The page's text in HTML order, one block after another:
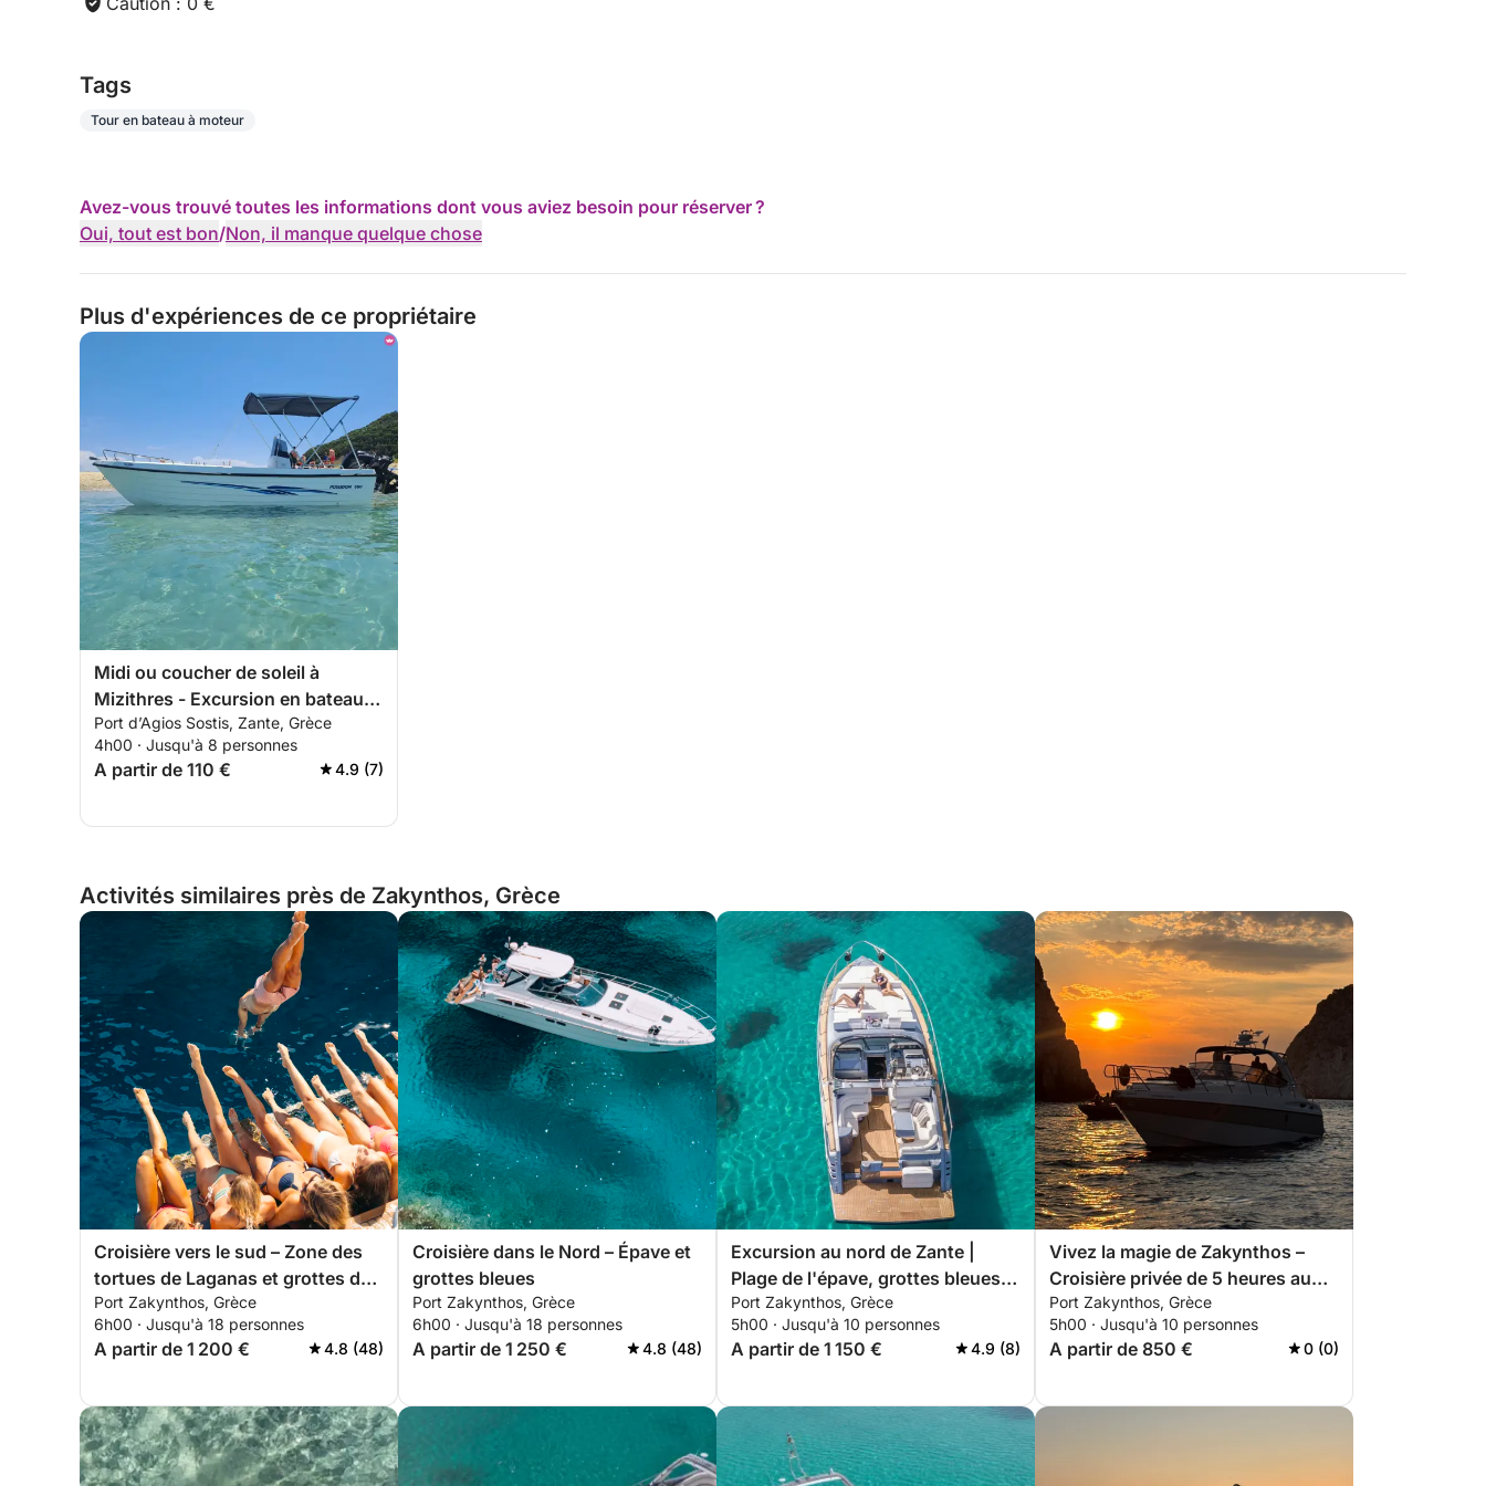
Tags
Tour en bateau à moteur
Avez-vous trouvé toutes les informations dont vous aviez besoin pour réserver ?
Oui, tout est bon/Non, il manque quelque chose
Plus d'expériences de ce propriétaire
Midi ou coucher de soleil à
Mizithres - Excursion en bateau
de 4 h pour observer les tortues,
l'île de Marathonisi, les grottes de
Keri et la plage de Mizithres
Port d’Agios Sostis, Zante, Grèce
4h00 · Jusqu'à 8 personnes
A partir de 110 € 4.9 (7)
Activités similaires près de Zakynthos, Grèce
Croisière vers le sud – Zone des
tortues de Laganas et grottes de
Keri
Port Zakynthos, Grèce
6h00 · Jusqu'à 18 personnes
A partir de 1 200 € 4.8 (48)
Croisière dans le Nord – Épave et
grottes bleues
Port Zakynthos, Grèce
6h00 · Jusqu'à 18 personnes
A partir de 1 250 € 4.8 (48)
Excursion au nord de Zante |
Plage de l'épave, grottes bleues,
Xygia
Port Zakynthos, Grèce
5h00 · Jusqu'à 10 personnes
A partir de 1 150 € 4.9 (8)
Vivez la magie de Zakynthos –
Croisière privée de 5 heures au
coucher du soleil (nord ou sud)
en yacht de luxe
Port Zakynthos, Grèce
5h00 · Jusqu'à 10 personnes
A partir de 850 € 0 (0)